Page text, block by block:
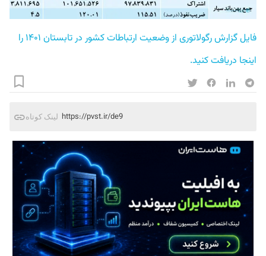
اینجا دریافت کنید.
لینک کوتاه https://pvst.ir/de9